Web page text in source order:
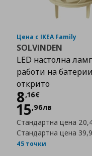
Цена с IKEA Family
SOLVINDEN
LED настолна
работи на
открито
8,16€
Цена
15,96лв
Стандартна цена
Стандартна цена
45 точки